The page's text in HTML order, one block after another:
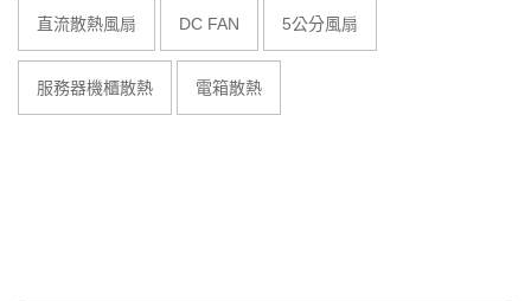
直流散熱風扇 DC FAN 5公分風扇
服務器機櫃散熱 電箱散熱